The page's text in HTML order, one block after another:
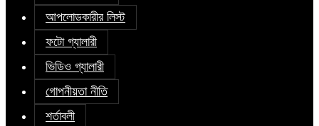
আপলোডকারীর লিস্ট
ফটো গ্যালারী
ভিডিও গ্যালারী
গোপনীয়তা নীতি
শর্তাবলী